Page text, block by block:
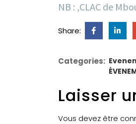
NB : ,CLAC de
Share:
Categories:
Laisser
Vous devez être